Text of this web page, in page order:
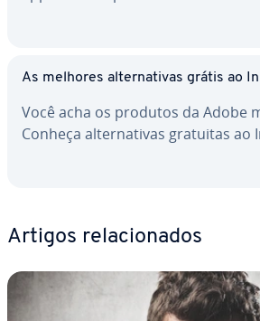
As melhores al­ter­na­ti­vas grátis ao
Você acha os produtos da Adobe
Conheça al­ter­na­ti­vas gratuitas ao
Artigos re­la­ci­o­na­dos